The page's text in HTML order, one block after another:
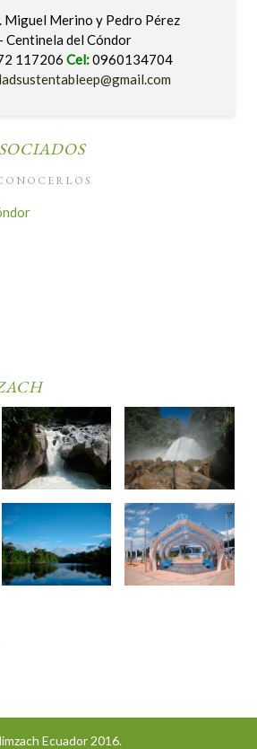
Miguel Merino y Pedro Pérez
del Cóndor
117206 Cel:0960134704
Ecuador 2016.